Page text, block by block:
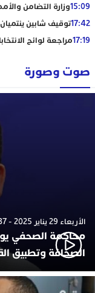
15:09وزارة التضامن
17:42توقيف شابين
17:19مراجعة لوائح
صوت وصورة
الأربعاء 29 يناير 2025 - 8:37
محاكمة الصحفي
الصحافة وتطبيق